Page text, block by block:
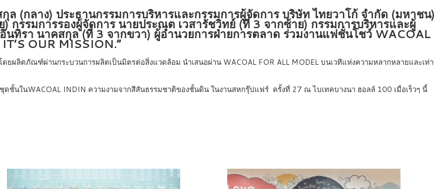
ล (กลาง) ประธานกรรมการบริหารและกรรมการผู้จัดการ บริษัท ไทยวาโก้ จำกัด (มหาชน)
รรมการรองผู้จัดการ นายประณต เวสารัชวิทย์ (ที่ 3 จากซ้าย) กรรมการบริหารและผู้
นทิรา นาคสกุล (ที่ 3 จากขวา) ผู้อำนวยการฝ่ายการตลาด ร่วมงานแฟชั่นโชว์ WACOAL
OUR MISSION.”
ผลิตภัณฑ์ผ่านกระบวนการผลิตเป็นมิตรต่อสิ่งแวดล้อม นำเสนอผ่าน WACOAL FOR ALL MODEL บนเวทีแห่งความหลากหลายและเท่า
ดชั้นในWACOAL INDIN ความงามจากสีสันธรรมชาติของชั้นดิน ในงานสหกรุ๊ปแฟร์ ครั้งที่ 27 ณ ไบเทคบางนา ฮอลล์ 100 เมื่อเร็วๆ นี้